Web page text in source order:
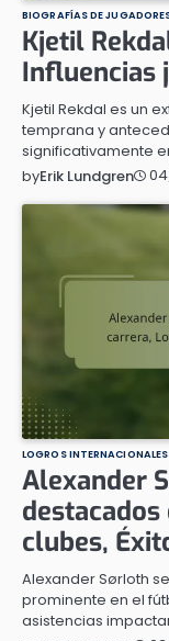
BIOGRAFÍAS DE
Kjetil
Influencias
Kjetil Rekdal es un
temprana y
significativamente
byErik Lundgren
LOGROS INTERNACIONALES
Alexander
clubes,
Alexander Sørloth
prominente en el
asistencias